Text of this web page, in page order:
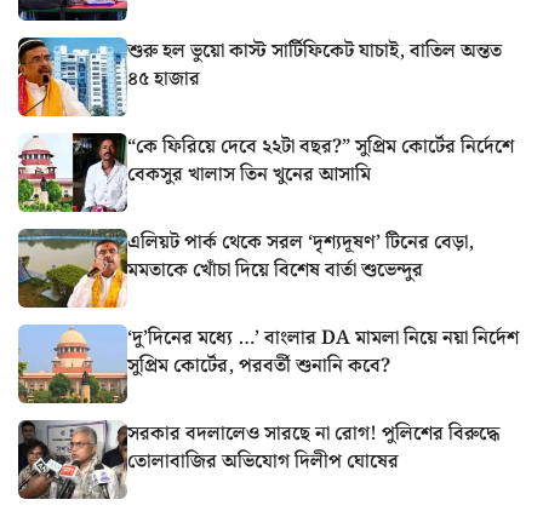
শুরু হল ভুয়ো কাস্ট সার্টিফিকেট যাচাই, বাতিল অন্তত
৪৫ হাজার
“কে ফিরিয়ে দেবে ২২টা বছর?” সুপ্রিম কোর্টের নির্দেশে
বেকসুর খালাস তিন খুনের আসামি
এলিয়ট পার্ক থেকে সরল ‘দৃশ্যদূষণ’ টিনের বেড়া,
মমতাকে খোঁচা দিয়ে বিশেষ বার্তা শুভেন্দুর
‘দু’দিনের মধ্যে …’ বাংলার DA মামলা নিয়ে নয়া নির্দেশ
সুপ্রিম কোর্টের, পরবর্তী শুনানি কবে?
সরকার বদলালেও সারছে না রোগ! পুলিশের বিরুদ্ধে
তোলাবাজির অভিযোগ দিলীপ ঘোষের